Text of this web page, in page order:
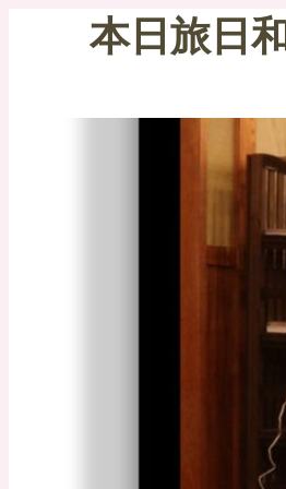
本日旅日和